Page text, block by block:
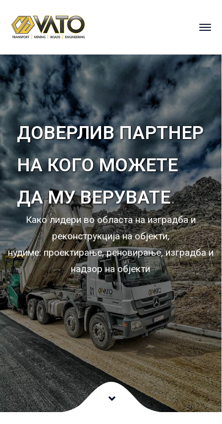
Како лидери во областа на изградба и
реконструкција на објекти,
нудиме: проектирање, реновирање, изградба и
надзор на oбјекти
ДОВЕРЛИВ ПАРТНЕР
НА КОГО МОЖЕТЕ
ДА МУ ВЕРУВАТЕ.